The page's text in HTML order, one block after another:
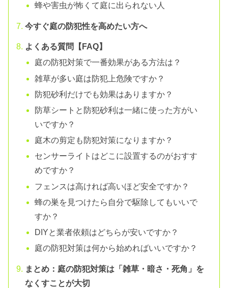
蜂や害虫が怖くて庭に出られない人
今すぐ庭の防犯性を高めたい方へ
よくある質問【FAQ】
庭の防犯対策で一番効果がある方法は？
雑草が多い庭は防犯上危険ですか？
防犯砂利だけでも効果はありますか？
防草シートと防犯砂利は一緒に使った方がい
いですか？
庭木の剪定も防犯対策になりますか？
センサーライトはどこに設置するのがおすす
めですか？
フェンスは高ければ高いほど安全ですか？
蜂の巣を見つけたら自分で駆除してもいいで
すか？
DIYと業者依頼はどちらが安いですか？
庭の防犯対策は何から始めればいいですか？
まとめ：庭の防犯対策は「雑草・暗さ・死角」を
なくすことが大切